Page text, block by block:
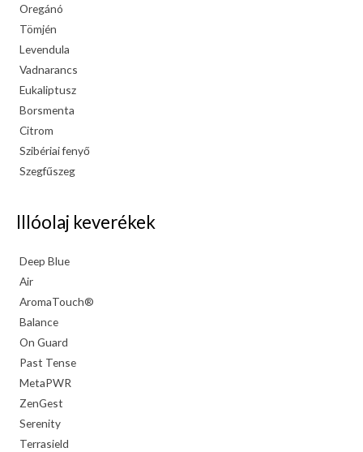
Oregánó
Tömjén
Levendula
Vadnarancs
Eukaliptusz
Borsmenta
Citrom
Szibériai fenyő
Szegfűszeg
Illóolaj keverékek
Deep Blue
Air
AromaTouch®
Balance
On Guard
Past Tense
MetaPWR
ZenGest
Serenity
Terrasield